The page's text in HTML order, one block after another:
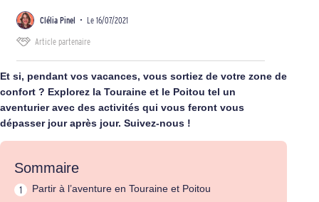
Clélia Pinel • Le 16/07/2021
Article partenaire
Et si, pendant vos vacances, vous sortiez de votre zone de
confort ? Explorez la Touraine et le Poitou tel un
aventurier avec des activités qui vous feront vous
dépasser jour après jour. Suivez-nous !
Sommaire
Partir à l’aventure en Touraine et Poitou